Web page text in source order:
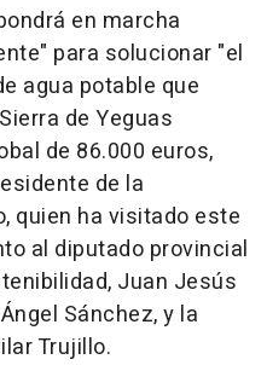
en marcha
para solucionar "el
agua potable que
de Yeguas
de 86.000 euros,
de la
quien ha visitado este
al diputado provincial
Juan Jesús
Sánchez, y la
Trujillo.